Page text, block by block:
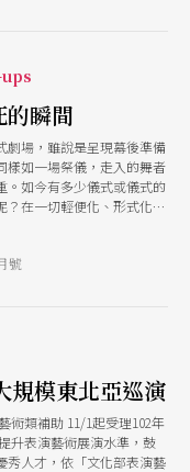
的瞬間
劇場，雖說是呈現幕後準備
樣如一場祭儀，走入的舞者
。如今有多少儀式或儀式的
？在一切輕便化、形式化甚
號
規模東北亞巡演
術類補助 11/1起受理102年
秀人才，依「文化部表演藝